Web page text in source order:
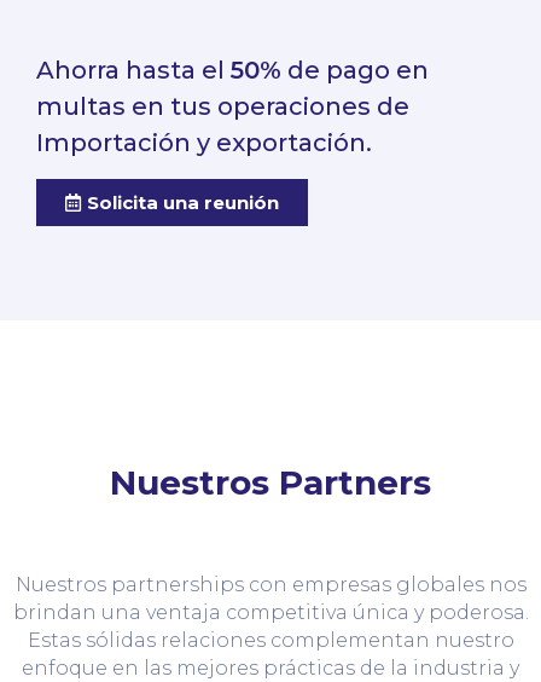
Ahorra hasta el 50% de pago en
multas en tus operaciones de
Importación y exportación.
Solicita una reunión
Nuestros Partners
Nuestros partnerships con empresas globales nos
brindan una ventaja competitiva única y poderosa.
Estas sólidas relaciones complementan nuestro
enfoque en las mejores prácticas de la industria y